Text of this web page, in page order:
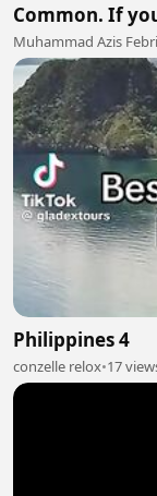
Muhammad Azis
Philippines 4
conzelle relox•17